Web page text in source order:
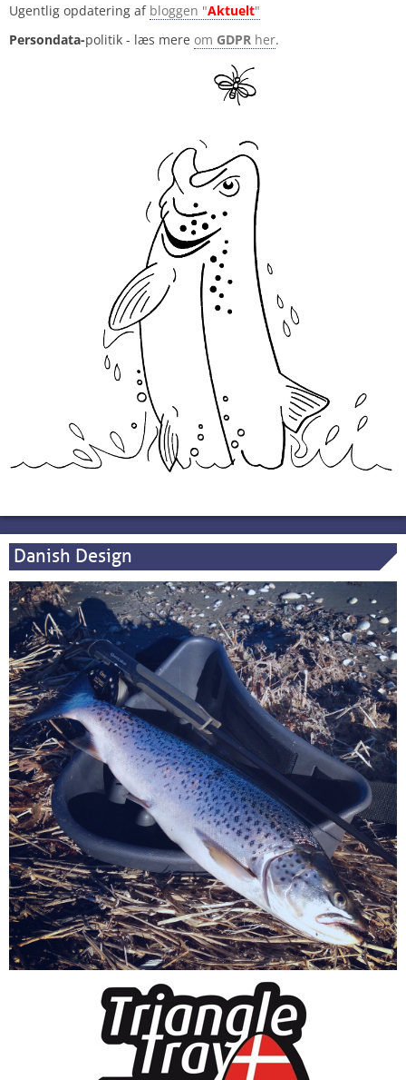
Ugentlig opdatering af bloggen "Aktuelt"
Persondata-politik - læs mere om GDPR her.
Danish Design